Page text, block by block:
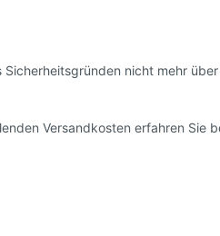
nicht mehr
Versandkosten erfahren Sie